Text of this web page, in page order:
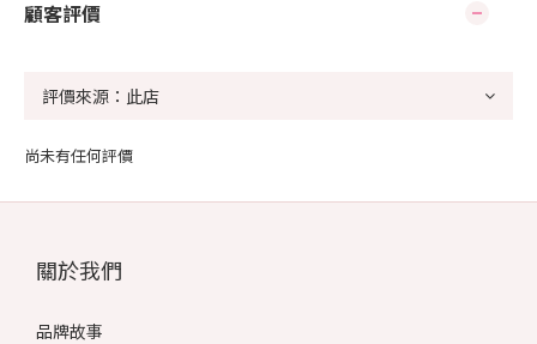
顧客評價
尚未有任何評價
關於我們
品牌故事